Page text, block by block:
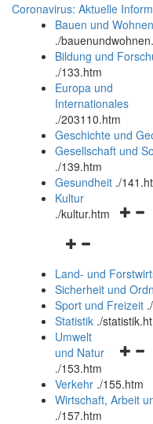
Coronavirus: Aktuelle
Bauen und Wohnen
./
Bildung und
./133.htm
Europa und
Internationales
./203110.htm
Geschichte und
Gesellschaft und
./139.htm
Gesundheit ./
Kultur
./kultur.htm
Navigationsmenü
und
schließen
Land- und
Sicherheit und
Sport und Freizeit .
Statistik ./
und
Umwelt
und Natur
./153.htm
Verkehr ./155.htm
Wirtschaft, Arbeit
./157.htm